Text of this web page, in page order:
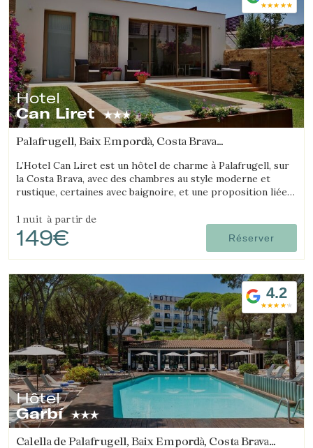
Hotel
Can Liret
Palafrugell, Baix Empordà, Costa Brava
L’Hotel Can Liret est un hôtel de charme à Palafrugell, sur
la Costa Brava, avec des chambres au style moderne et
rustique, certaines avec baignoire, et une proposition liée à
1 nuit à partir de
149€ Réserver
4.2
Hôtel
Garbí
Calella de Palafrugell, Baix Empordà, Costa Brava